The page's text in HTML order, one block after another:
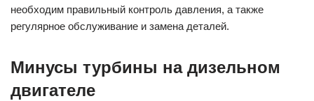
необходим правильный контроль давления, а также
регулярное обслуживание и замена деталей.
Минусы турбины на дизельном
двигателе